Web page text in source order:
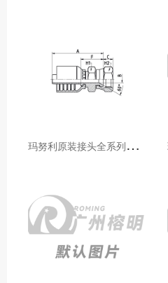
玛
努利原装接头全系列型号解析：广州客户选型必备指南